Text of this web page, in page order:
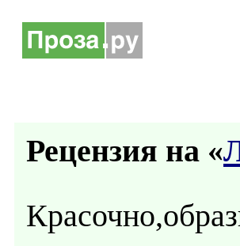
Рецензия на «